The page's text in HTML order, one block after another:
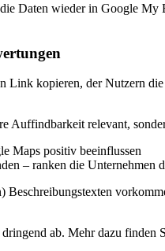
Daten wieder in Google My
Link kopieren, der Nutzern
Auffindbarkeit relevant,
– ranken die Unternehmen
dringend ab. Mehr dazu finden